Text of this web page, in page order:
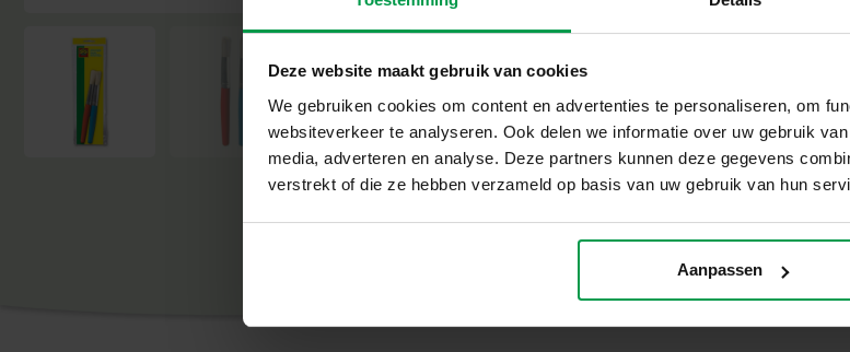
Deze website maakt gebruik van cookies
We gebruiken cookies om content en advertenties te personaliseren, om
websiteverkeer te analyseren. Ook delen we informatie over uw gebruik
media, adverteren en analyse. Deze partners kunnen deze gegevens
verstrekt of die ze hebben verzameld op basis van uw gebruik van hun
Aanpassen
kinderen
kwasten.